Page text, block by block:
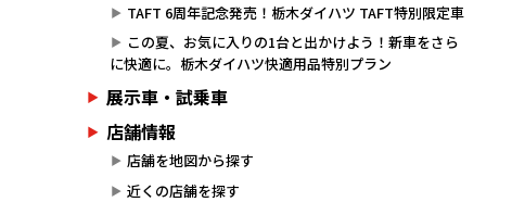
TAFT 6周年記念発売！栃木ダイハツ TAFT特別限定車
この夏、お気に入りの1台と出かけよう！新車をさら
に快適に。栃木ダイハツ快適用品特別プラン
展示車・試乗車
店舗情報
店舗を地図から探す
近くの店舗を探す